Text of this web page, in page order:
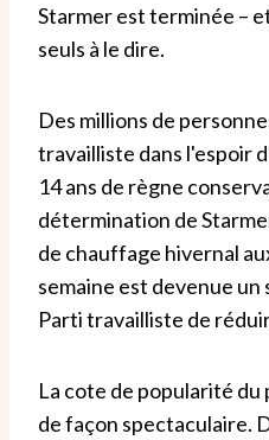
Starmer est terminée –
seuls à le dire.
Des millions de
travailliste dans l'espoir
14 ans de règne
détermination de
de chauffage hivernal
semaine est devenue un
Parti travailliste de
La cote de popularité
de façon spectaculaire.